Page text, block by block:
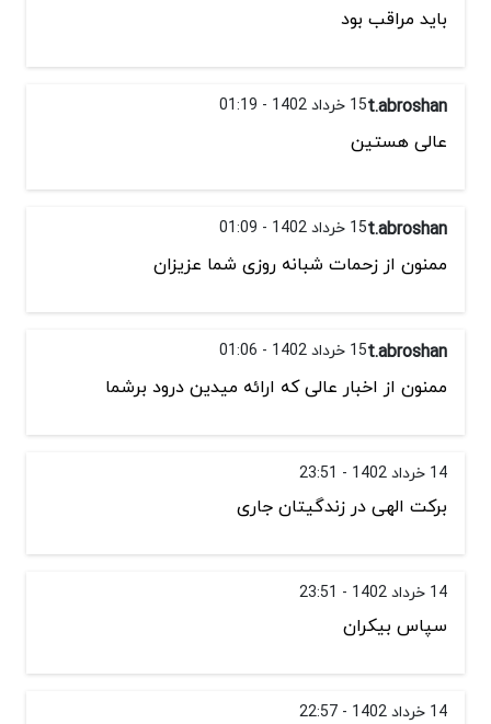
باید مراقب بود
t.abroshan15 خرداد 1402 - 01:19
عالی هستین
t.abroshan15 خرداد 1402 - 01:09
ممنون از زحمات شبانه روزی شما عزیزان
t.abroshan15 خرداد 1402 - 01:06
ممنون از اخبار عالی که ارائه میدین درود برشما
14 خرداد 1402 - 23:51
برکت الهی در زندگیتان جاری
14 خرداد 1402 - 23:51
سپاس بیکران
14 خرداد 1402 - 22:57